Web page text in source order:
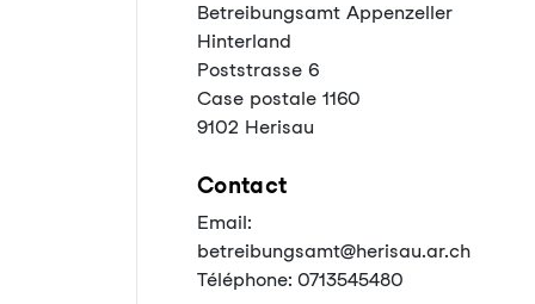
Betreibungsamt Appenzeller
Hinterland
Poststrasse 6
Case postale 1160
9102 Herisau
Contact
Email:
betreibungsamt@herisau.ar.ch
Téléphone: 0713545480